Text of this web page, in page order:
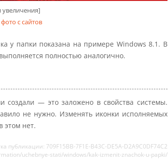
увеличения]
с сайтов
у папки показана на примере Windows 8.1. В
полностью аналогично.
— это заложено в свойства системы.
не нужно. Изменять иконки исполняемых
этом нет.
публикации: 709F15BB-7F1E-B43C-DE5A-D2A9C0DF74C2
uchebnye-stati/windows/kak-izmenit-znachok-u-papki/